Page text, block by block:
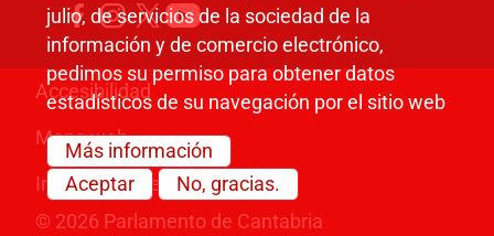
Pie de página
Accesibilidad
Mapa web
Información legal
© 2026 Parlamento de Cantabria
julio, de servicios de la sociedad de la
información y de comercio electrónico,
pedimos su permiso para obtener datos
estadísticos de su navegación por el sitio web
Más información
Aceptar
No, gracias.